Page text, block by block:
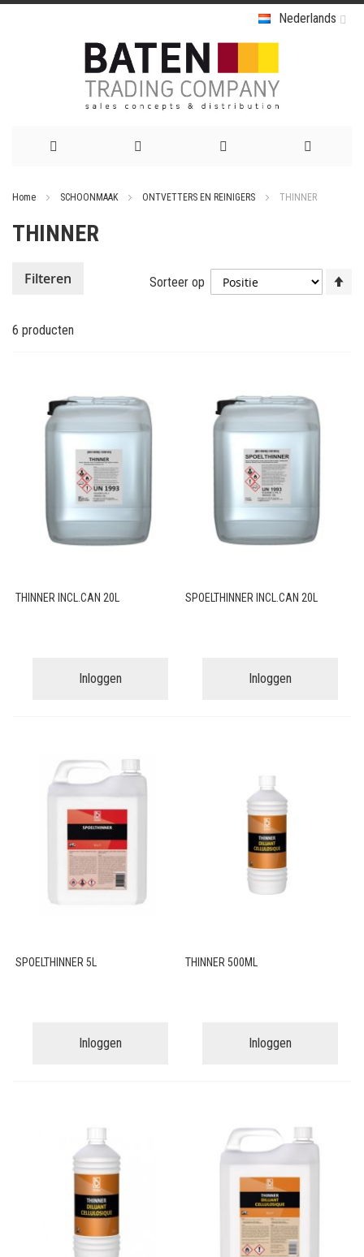
Nederlands
de
Home SCHOONMAAK ONTVETTERS EN REINIGERS THINNER
THINNER
6 producten
Sorteer op
THINNER INCL.CAN 20L
Inloggen
SPOELTHINNER INCL.CAN 20L
Inloggen
SPOELTHINNER 5L
Inloggen
THINNER 500ML
Inloggen
Filteren